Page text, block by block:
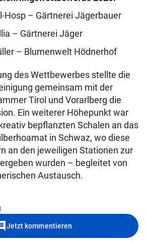
Hosp – Gärtnerei Jägerbauer
– Gärtnerei Jäger
– Blumenwelt Hödnerhof
des Wettbewerbes stellte die
gemeinsam mit der
Tirol und Vorarlberg die
Ein weiterer Höhepunkt war
bepflanzten Schalen an das
in Schwaz, wo diese
an den jeweiligen Stationen zur
wurden – begleitet von
Austausch.
Jetzt kommentieren